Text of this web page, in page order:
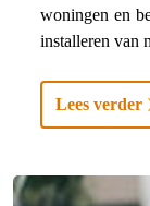
woningen en
installeren van
Lees verder